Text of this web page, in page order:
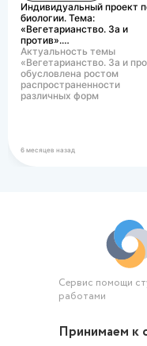
Индивидуальный проект
биологии. Тема:
«Вегетарианство. За и
против».…
Актуальность темы
«Вегетарианство. За и
обусловлена ростом
распространенности
различных форм
6 месяцев назад
Сервис помощи
работами
Принимаем к